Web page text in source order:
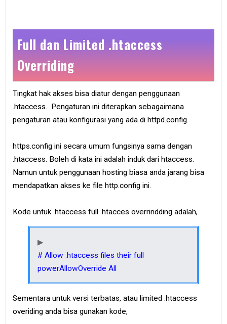
Full dan Limited .htaccess
Overriding
Tingkat hak akses bisa diatur dengan penggunaan
.htaccess. Pengaturan ini diterapkan sebagaimana
pengaturan atau konfigurasi yang ada di httpd.config.
https.config ini secara umum fungsinya sama dengan
.htaccess. Boleh di kata ini adalah induk dari htaccess.
Namun untuk penggunaan hosting biasa anda jarang bisa
mendapatkan akses ke file http.config ini.
Kode untuk .htaccess full .htacces overrindding adalah,
# Allow .htaccess files their full
powerAllowOverride All
Sementara untuk versi terbatas, atau limited .htaccess
overiding anda bisa gunakan kode,